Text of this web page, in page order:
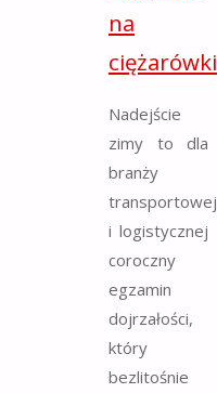
na
ciężarówki
Nadejście
zimy to dla
branży
transportowej
i logistycznej
coroczny
egzamin
dojrzałości,
który
bezlitośnie